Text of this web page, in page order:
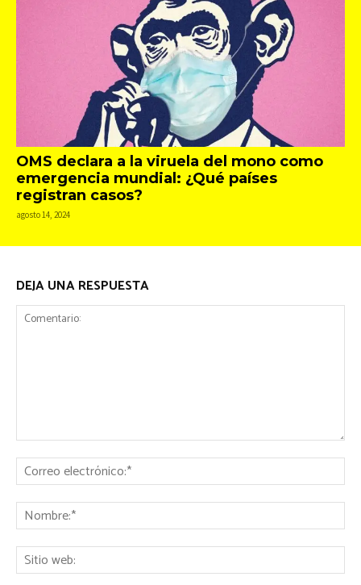
OMS declara a la viruela del mono como
emergencia mundial: ¿Qué países
registran casos?
agosto 14, 2024
DEJA UNA RESPUESTA